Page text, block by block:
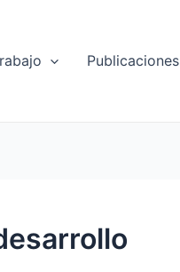
Publicaciones